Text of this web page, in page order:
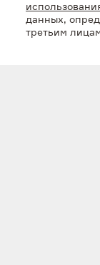
данных,
третьим